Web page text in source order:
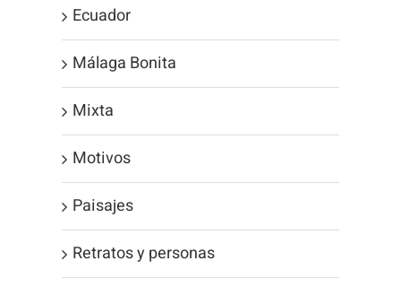
Ecuador
Málaga Bonita
Mixta
Motivos
Paisajes
Retratos y personas